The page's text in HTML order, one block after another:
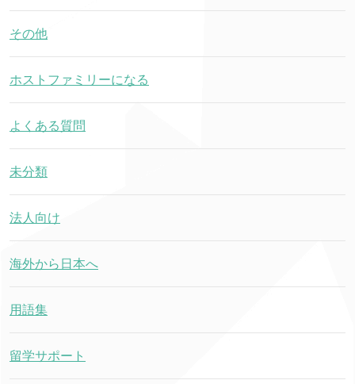
その他
ホストファミリーになる
よくある質問
未分類
法人向け
海外から日本へ
用語集
留学サポート